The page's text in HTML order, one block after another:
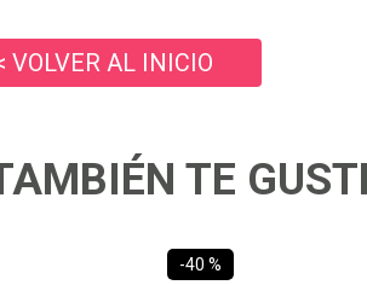
VOLVER AL INICIO
TE
-40 %